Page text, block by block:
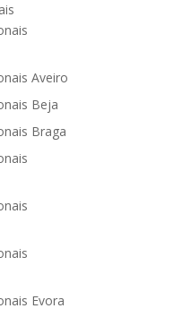
Aveiro
Beja
Braga
Evora